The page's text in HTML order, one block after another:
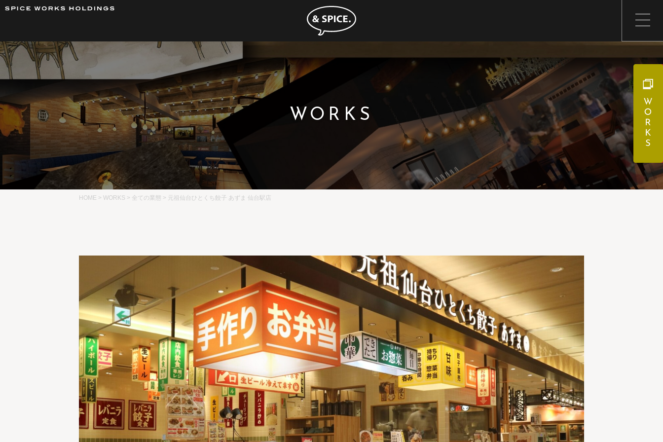
WORKS
HOME > WORKS > 全ての業態 > 元祖仙台ひとくち餃子 あずま 仙台駅店